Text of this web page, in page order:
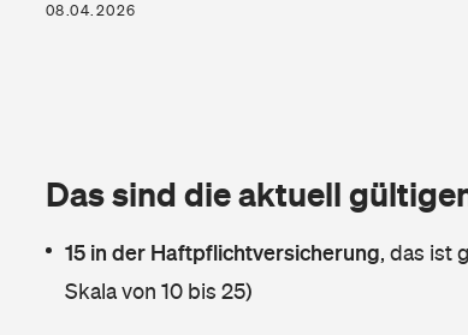
08.04.2026
Das sind die aktuell
15 in der Haftpflichtversicherung, das ist
Skala von 10 bis 25)